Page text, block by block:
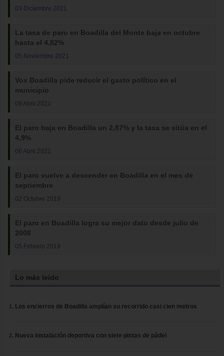
03 Diciembre 2021
La tasa de paro en Boadilla del Monte baja en octubre
hasta el 4,82%
05 Noviembre 2021
Vox Boadilla pide reducir el gasto político en el
municipio
09 Abril 2021
El paro baja en Boadilla un 2,87% y la tasa se sitúa en el
4,9%
06 Abril 2021
El paro vuelve a descender en Boadilla en el mes de
septiembre
02 Octubre 2019
El paro en Boadilla logra su mejor dato desde julio de
2008
05 Febrero 2019
Lo más leído
Los encierros de Boadilla amplían su recorrido casi cien metros
Nueva instalación deportiva con siete pistas de pádel